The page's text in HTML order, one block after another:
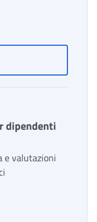
Estratto
dipendenti
e valutazioni